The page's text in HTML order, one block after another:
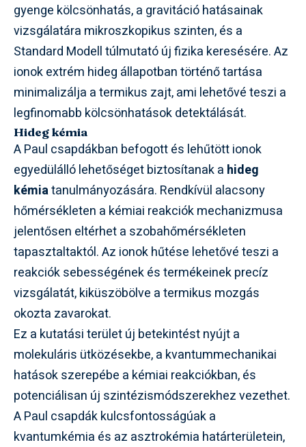
gyenge kölcsönhatás, a gravitáció hatásainak
vizsgálatára mikroszkopikus szinten, és a
Standard Modell túlmutató új fizika keresésére. Az
ionok extrém hideg állapotban történő tartása
minimalizálja a termikus zajt, ami lehetővé teszi a
legfinomabb kölcsönhatások detektálását.
Hideg kémia
A Paul csapdákban befogott és lehűtött ionok
egyedülálló lehetőséget biztosítanak a hideg
kémiatanulmányozására. Rendkívül alacsony
hőmérsékleten a kémiai reakciók mechanizmusa
jelentősen eltérhet a szobahőmérsékleten
tapasztaltaktól. Az ionok hűtése lehetővé teszi a
reakciók sebességének és termékeinek precíz
vizsgálatát, kiküszöbölve a termikus mozgás
okozta zavarokat.
Ez a kutatási terület új betekintést nyújt a
molekuláris ütközésekbe, a kvantummechanikai
hatások szerepébe a kémiai reakciókban, és
potenciálisan új szintézismódszerekhez vezethet.
A Paul csapdák kulcsfontosságúak a
kvantumkémia és az asztrokémia határterületein,